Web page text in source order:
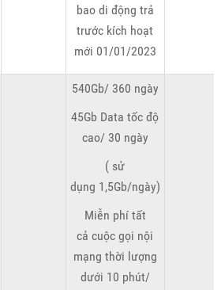
bao di động trả
trước kích hoạt
mới 01/01/2023
540Gb/ 360 ngày
45Gb Data tốc độ
cao/ 30 ngày
( sử
dụng 1,5Gb/ngày)
Miễn phí tất
cả cuộc gọi nội
mạng thời lượng
dưới 10 phút/